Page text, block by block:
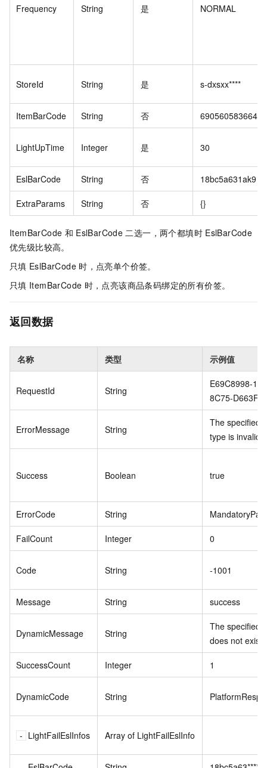
Frequency String 是 NORMAL
StoreId String 是 s-dxsxx****
ItemBarCode String 否 6905605836648
LightUpTime Integer 是 30
EslBarCode String 否 18bc5a631ak9
ExtraParams String 否 {}
ItemBarCode 和 EslBarCode 二选一，两个都填时 EslBarCode
优先级比较高。
只填 EslBarCode 时，点亮单个价签。
只填 ItemBarCode 时，点亮该商品条码绑定的所有价签。
返回数据
名称 类型 示例值
RequestId String
E69C8998-
8C75-
ErrorMessage String
The specified
type is invalid.
Success Boolean true
ErrorCode String
FailCount Integer 0
Code String -1001
Message String success
DynamicMessage String
The specified
does not exist.
SuccessCount Integer 1
DynamicCode String
LightFailEslInfos Array of LightFailEslInfo